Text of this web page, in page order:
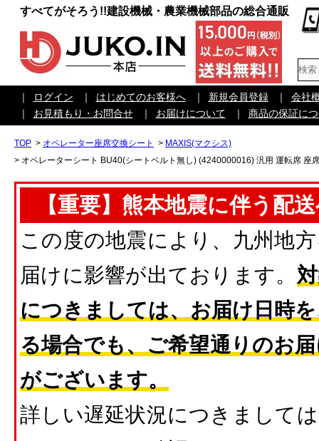
すべてがそろう!!建設機械・農業機械部品の総合通販
｜ ログイン ｜ はじめてのお客様へ ｜ 新規会員登録 ｜
会社
｜
お見積もり・お問合せ ｜ お届けについて ｜ 商品の保証に
TOP > オペレーター座席交換シート > MAXIS(マクシス)
> オペレーターシート BU40(シートベルト無し) (4240000016) 汎用 運転席 座
【重要】熊本地震に伴う配
この度の地震により、九州地
届けに影響が出ております。
につきましては、お届け日時
る場合でも、ご希望通りのお
がございます。
詳しい遅延状況につきまして